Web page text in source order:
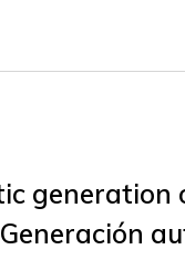
Generación